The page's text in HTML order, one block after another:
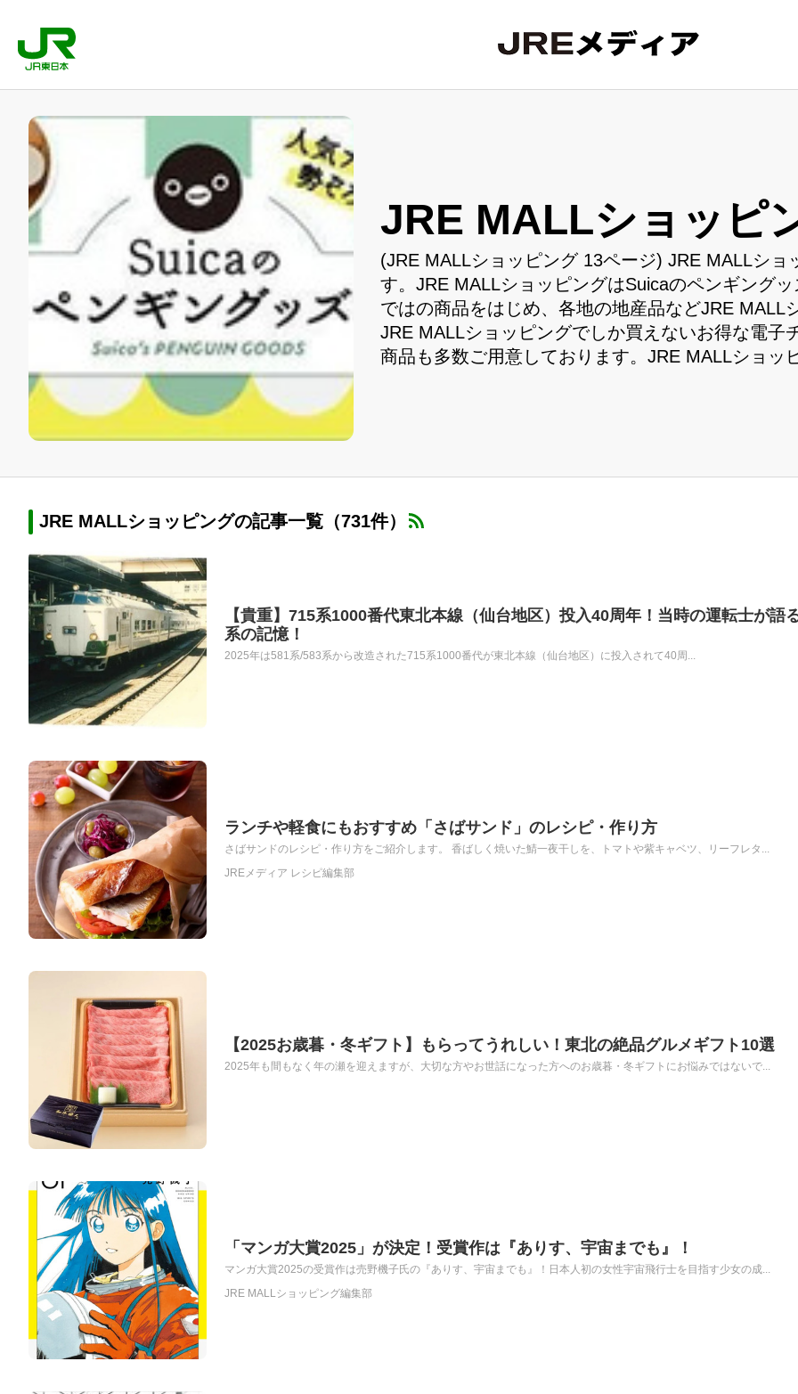
JRE MALLショッピ
(JRE MALLショッピング 13ページ) JRE MALLシ
す。JRE MALLショッピングはSuicaのペンギング
ではの商品をはじめ、各地の地産品などJRE
JRE MALLショッピングでしか買えないお得な電
商品も多数ご用意しております。JRE MALLショッ
JRE MALLショッピングの記事一覧（731件）
【貴重】715系1000番代東北本線（仙台地区）投入40周年！当時の運転士が語
系の記憶！
2025年は581系/583系から改造された715系1000番代が東北本線（仙台地区）に投入されて40周...
ランチや軽食にもおすすめ「さばサンド」のレシピ・作り方
さばサンドのレシピ・作り方をご紹介します。 香ばしく焼いた鯖一夜干しを、トマトや紫キャベツ、リーフレタ...
JREメディア レシピ編集部
【2025お歳暮・冬ギフト】もらってうれしい！東北の絶品グルメギフト10選
2025年も間もなく年の瀬を迎えますが、大切な方やお世話になった方へのお歳暮・冬ギフトにお悩みではないで...
「マンガ大賞2025」が決定！受賞作は『ありす、宇宙までも』！
マンガ大賞2025の受賞作は売野機子氏の『ありす、宇宙までも』！日本人初の女性宇宙飛行士を目指す少女の成...
JRE MALLショッピング編集部